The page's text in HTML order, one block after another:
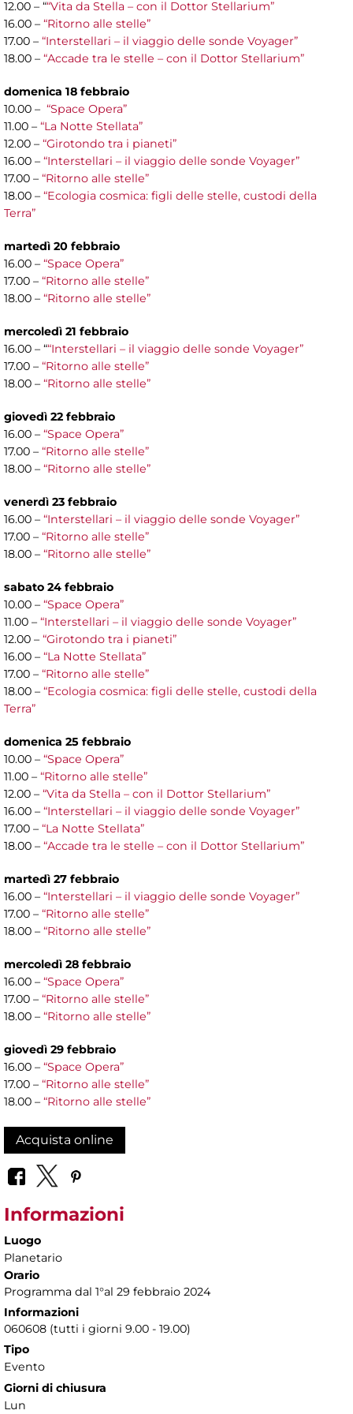
12.00 – ““Vita da Stella – con il Dottor Stellarium”
16.00 – “Ritorno alle stelle”
17.00 – “Interstellari – il viaggio delle sonde Voyager”
18.00 – “Accade tra le stelle – con il Dottor Stellarium”
domenica 18 febbraio
10.00 – “Space Opera”
11.00 – “La Notte Stellata”
12.00 – “Girotondo tra i pianeti”
16.00 – “Interstellari – il viaggio delle sonde Voyager”
17.00 – “Ritorno alle stelle”
18.00 – “Ecologia cosmica: figli delle stelle, custodi della
Terra”
martedì 20 febbraio
16.00 – “Space Opera”
17.00 – “Ritorno alle stelle”
18.00 – “Ritorno alle stelle”
mercoledì 21 febbraio
16.00 – ““Interstellari – il viaggio delle sonde Voyager”
17.00 – “Ritorno alle stelle”
18.00 – “Ritorno alle stelle”
giovedì 22 febbraio
16.00 – “Space Opera”
17.00 – “Ritorno alle stelle”
18.00 – “Ritorno alle stelle”
venerdì 23 febbraio
16.00 – “Interstellari – il viaggio delle sonde Voyager”
17.00 – “Ritorno alle stelle”
18.00 – “Ritorno alle stelle”
sabato 24 febbraio
10.00 – “Space Opera”
11.00 – “Interstellari – il viaggio delle sonde Voyager”
12.00 – “Girotondo tra i pianeti”
16.00 – “La Notte Stellata”
17.00 – “Ritorno alle stelle”
18.00 – “Ecologia cosmica: figli delle stelle, custodi della
Terra”
domenica 25 febbraio
10.00 – “Space Opera”
11.00 – “Ritorno alle stelle”
12.00 – “Vita da Stella – con il Dottor Stellarium”
16.00 – “Interstellari – il viaggio delle sonde Voyager”
17.00 – “La Notte Stellata”
18.00 – “Accade tra le stelle – con il Dottor Stellarium”
martedì 27 febbraio
16.00 – “Interstellari – il viaggio delle sonde Voyager”
17.00 – “Ritorno alle stelle”
18.00 – “Ritorno alle stelle”
mercoledì 28 febbraio
16.00 – “Space Opera”
17.00 – “Ritorno alle stelle”
18.00 – “Ritorno alle stelle”
giovedì 29 febbraio
16.00 – “Space Opera”
17.00 – “Ritorno alle stelle”
18.00 – “Ritorno alle stelle”
Acquista online
Informazioni
Luogo
Planetario
Orario
Programma dal 1°al 29 febbraio 2024
Informazioni
060608 (tutti i giorni 9.00 - 19.00)
Tipo
Evento
Giorni di chiusura
Lun